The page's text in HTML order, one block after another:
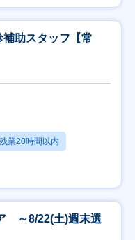
助スタッフ【常
業20時間以内
～8/22(土)週末選